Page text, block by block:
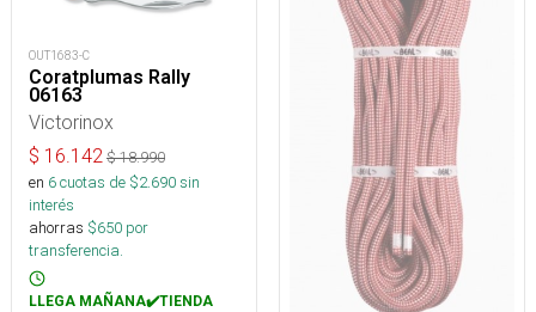
OUT1683-C
Coratplumas Rally
06163
Victorinox
$ 16.142 $18.990
en 6cuotas de $2.690sin
interés
ahorras $650 por
transferencia.
LLEGA MAÑANA✔️TIENDA